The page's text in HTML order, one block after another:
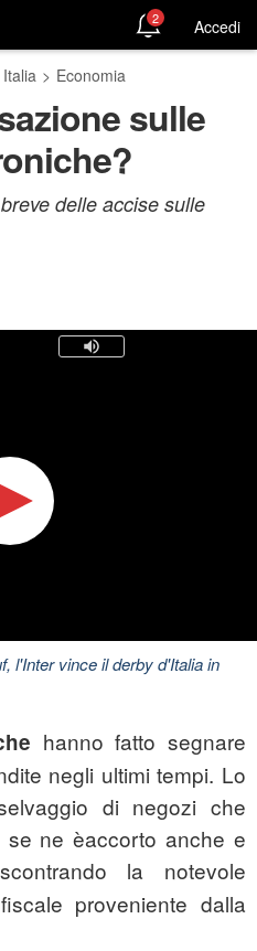
2 Accedi
> Economia
sulle
delle accise sulle
l'Inter vince il derby d'Italia in
hanno fatto segnare
negli ultimi tempi. Lo
di negozi che
ne èaccorto anche e
la notevole
proveniente dalla